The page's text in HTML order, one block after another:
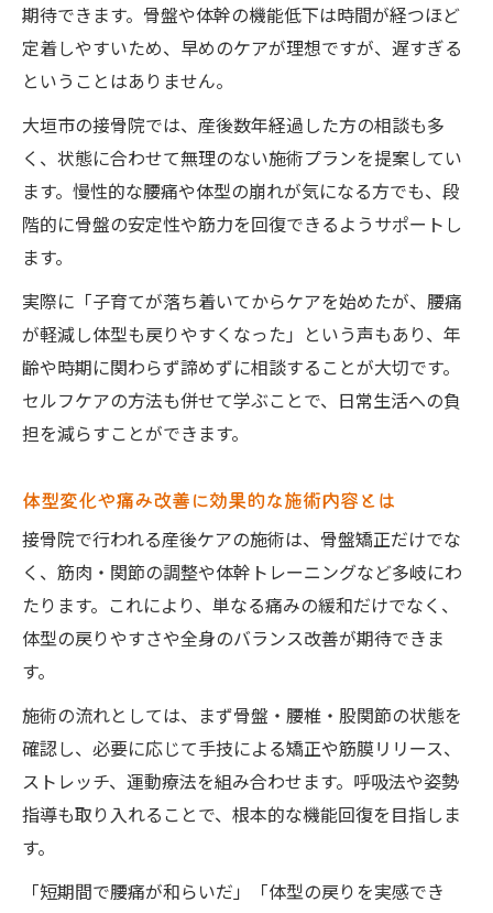
期待できます。骨盤や体幹の機能低下は時間が経つほど
定着しやすいため、早めのケアが理想ですが、遅すぎる
ということはありません。
大垣市の接骨院では、産後数年経過した方の相談も多
く、状態に合わせて無理のない施術プランを提案してい
ます。慢性的な腰痛や体型の崩れが気になる方でも、段
階的に骨盤の安定性や筋力を回復できるようサポートし
ます。
実際に「子育てが落ち着いてからケアを始めたが、腰痛
が軽減し体型も戻りやすくなった」という声もあり、年
齢や時期に関わらず諦めずに相談することが大切です。
セルフケアの方法も併せて学ぶことで、日常生活への負
担を減らすことができます。
体型変化や痛み改善に効果的な施術内容とは
接骨院で行われる産後ケアの施術は、骨盤矯正だけでな
く、筋肉・関節の調整や体幹トレーニングなど多岐にわ
たります。これにより、単なる痛みの緩和だけでなく、
体型の戻りやすさや全身のバランス改善が期待できま
す。
施術の流れとしては、まず骨盤・腰椎・股関節の状態を
確認し、必要に応じて手技による矯正や筋膜リリース、
ストレッチ、運動療法を組み合わせます。呼吸法や姿勢
指導も取り入れることで、根本的な機能回復を目指しま
す。
「短期間で腰痛が和らいだ」「体型の戻りを実感でき